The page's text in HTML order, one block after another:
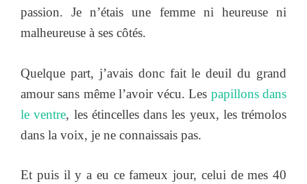
passion. Je n’étais une femme ni heureuse ni
malheureuse à ses côtés.
Quelque part, j’avais donc fait le deuil du grand
amour sans même l’avoir vécu. Les papillons dans
le ventre, les étincelles dans les yeux, les trémolos
dans la voix, je ne connaissais pas.
Et puis il y a eu ce fameux jour, celui de mes 40